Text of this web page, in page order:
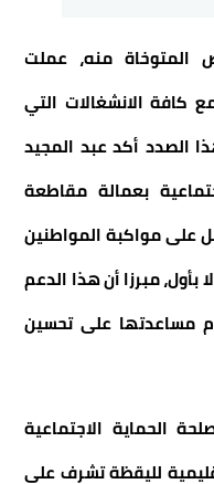
المتوخاة منه، عملت
كافة الانشغالات التي
الصدد أكد عبد المجيد
بعمالة مقاطعة
على مواكبة المواطنين
بأول، مبرزا أن هذا الدعم
مساعدتها على تحسين
الحماية الاجتماعية
لليقظة تشرف على